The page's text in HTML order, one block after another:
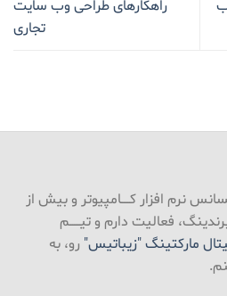
راهکارهای طراحی وب سایت
تجاری
نرم افزار کـــــامپیوتر و بیش از
فعالیت دارم و تیــــــم
مارکتینگ "زیباتیس" رو، به